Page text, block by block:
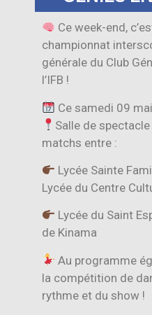
Ce week-end,
championnat
générale du Club
l’IFB !
Ce samedi 09
Salle de spectacle
matchs entre :
Lycée Sainte
Lycée du Centre
Lycée du Saint
de Kinama
Au programme
la compétition de
rythme et du show !